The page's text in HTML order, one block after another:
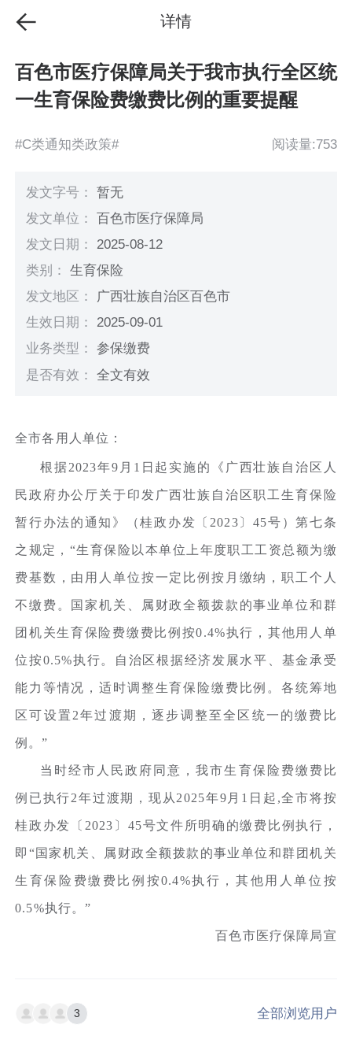
详情
百色市医疗保障局关于我市执行全区统
一生育保险费缴费比例的重要提醒
#C类通知类政策# 阅读量:753
发文字号：暂无
发文单位：百色市医疗保障局
发文日期： 2025-08-12
类别：生育保险
发文地区： 广西壮族自治区百色市
生效日期： 2025-09-01
业务类型：参保缴费
是否有效：全文有效
全市各用人单位：
根据2023年9月1日起实施的《广西壮族自治区人
民政府办公厅关于印发广西壮族自治区职工生育保险
暂行办法的通知》（桂政办发〔2023〕45号）第七条
之规定，“生育保险以本单位上年度职工工资总额为缴
费基数，由用人单位按一定比例按月缴纳，职工个人
不缴费。国家机关、属财政全额拨款的事业单位和群
团机关生育保险费缴费比例按0.4%执行，其他用人单
位按0.5%执行。自治区根据经济发展水平、基金承受
能力等情况，适时调整生育保险缴费比例。各统筹地
区可设置2年过渡期，逐步调整至全区统一的缴费比
例。”
当时经市人民政府同意，我市生育保险费缴费比
例已执行2年过渡期，现从2025年9月1日起,全市将按
桂政办发〔2023〕45号文件所明确的缴费比例执行，
即“国家机关、属财政全额拨款的事业单位和群团机关
生育保险费缴费比例按0.4%执行，其他用人单位按
0.5%执行。”
百色市医疗保障局宣
3 全部浏览用户